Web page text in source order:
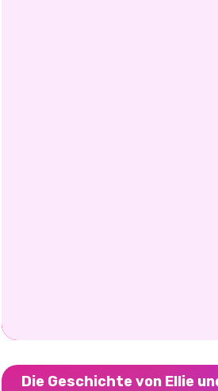
Die Geschichte von Ellie